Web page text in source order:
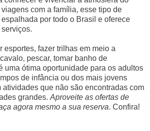
com a família, esse tipo de
por todo o Brasil e oferece
esportes, fazer trilhas em meio a
pescar, tomar banho de
uma ótima oportunidade para os adultos
de infância ou dos mais jovens
atividades que não são encontradas com
grandes.Aproveite as ofertas de
agora mesmo a sua reserva. Confira!